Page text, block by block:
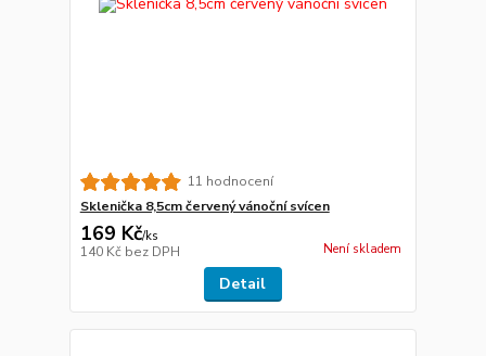
11 hodnocení
Sklenička 8,5cm červený vánoční svícen
169 Kč/ks
140 Kč bez DPH Není skladem
Detail